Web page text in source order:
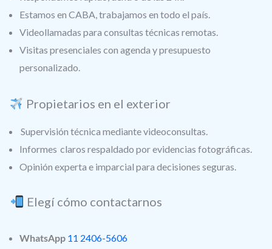
Estamos en CABA, trabajamos en todo el país.
Videollamadas para consultas técnicas remotas.
Visitas presenciales con agenda y presupuesto
personalizado.
Propietarios en el exterior
Supervisión técnica mediante videoconsultas.
Informes claros respaldado por evidencias fotográficas.
Opinión experta e imparcial para decisiones seguras.
Elegí cómo contactarnos
WhatsApp 11 2406-5606